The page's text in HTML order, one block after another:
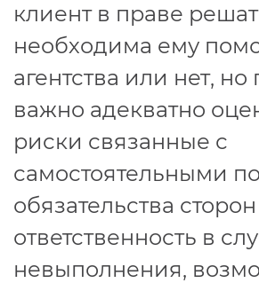
клиент в праве
необходима ему
агентства или нет, но
важно адекватно
риски связанные с
самостоятельными
обязательства
ответственность в
невыполнения,